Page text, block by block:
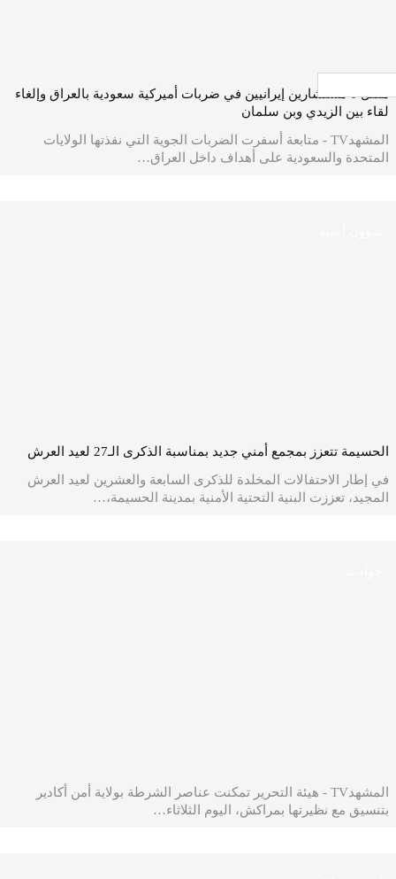
مقتل 6 مستشارين إيرانيين في ضربات أميركية سعودية بالعراق وإلغاء
لقاء بين الزيدي وبن سلمان
المشهدTV - متابعة أسفرت الضربات الجوية التي نفذتها الولايات
المتحدة والسعودية على أهداف داخل العراق…
الحسيمة تتعزز بمجمع أمني جديد بمناسبة الذكرى الـ27 لعيد العرش
في إطار الاحتفالات المخلدة للذكرى السابعة والعشرين لعيد العرش
المجيد، تعززت البنية التحتية الأمنية بمدينة الحسيمة،…
المشهدTV - هيئة التحرير تمكنت عناصر الشرطة بولاية أمن أكادير
بتنسيق مع نظيرتها بمراكش، اليوم الثلاثاء…